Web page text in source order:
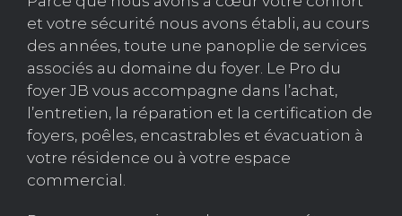
et votre sécurité nous avons établi, au cours
des années, toute une panoplie de services
associés au domaine du foyer. Le Pro du
foyer JB vous accompagne dans l’achat,
l’entretien, la réparation et la certification de
foyers, poêles, encastrables et évacuation à
votre résidence ou à votre espace
commercial.